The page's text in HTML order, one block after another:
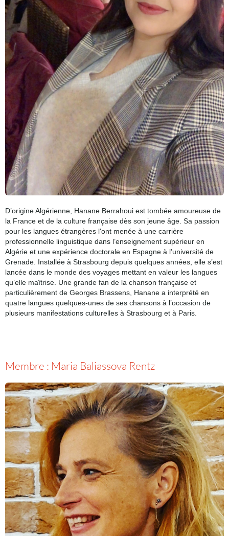
D’origine Algérienne, Hanane Berrahoui est tombée amoureuse de
la France et de la culture française dès son jeune âge. Sa passion
pour les langues étrangères l'ont menée à une carrière
professionnelle linguistique dans l’enseignement supérieur en
Algérie et une expérience doctorale en Espagne à l’université de
Grenade. Installée à Strasbourg depuis quelques années, elle s’est
lancée dans le monde des voyages mettant en valeur les langues
qu’elle maîtrise. Une grande fan de la chanson française et
particulièrement de Georges Brassens, Hanane a interprété en
quatre langues quelques-unes de ses chansons à l’occasion de
plusieurs manifestations culturelles à Strasbourg et à Paris.
Membre : Maria Baliassova Rentz